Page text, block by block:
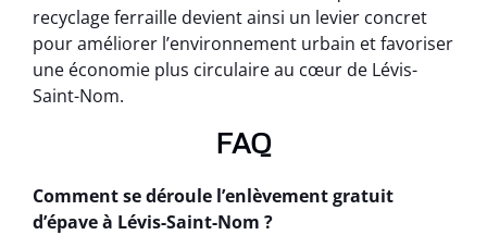
recyclage ferraille devient ainsi un levier concret
pour améliorer l’environnement urbain et favoriser
une économie plus circulaire au cœur de Lévis-
Saint-Nom.
FAQ
Comment se déroule l’enlèvement gratuit
d’épave à Lévis-Saint-Nom ?